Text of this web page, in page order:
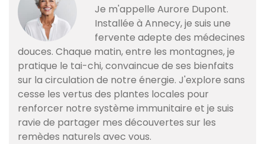
Je m'appelle Aurore Dupont.
Installée à Annecy, je suis une
fervente adepte des médecines
douces. Chaque matin, entre les montagnes, je
pratique le tai-chi, convaincue de ses bienfaits
sur la circulation de notre énergie. J'explore sans
cesse les vertus des plantes locales pour
renforcer notre système immunitaire et je suis
ravie de partager mes découvertes sur les
remèdes naturels avec vous.